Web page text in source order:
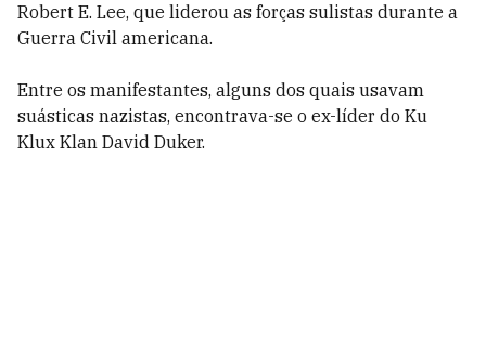
Robert E. Lee, que liderou as forças sulistas durante a
Guerra Civil americana.
Entre os manifestantes, alguns dos quais usavam
suásticas nazistas, encontrava-se o ex-líder do Ku
Klux Klan David Duker.